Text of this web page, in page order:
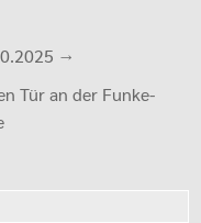
→
Tür an der Funke-